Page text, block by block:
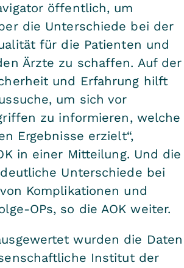
öffentlich, um
die Unterschiede bei der
für die Patienten und
Ärzte zu schaffen. Auf der
und Erfahrung hilft
um sich vor
zu informieren, welche
Ergebnisse erzielt“,
in einer Mitteilung. Und die
Unterschiede bei
Komplikationen und
OPs, so die AOK weiter.
wurden die Daten
Institut der